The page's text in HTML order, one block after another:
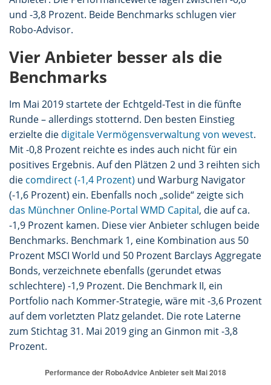
und -3,8 Prozent. Beide Benchmarks schlugen vier
Robo-Advisor.
Vier Anbieter besser als die
Benchmarks
Im Mai 2019 startete der Echtgeld-Test in die fünfte
Runde – allerdings stotternd. Den besten Einstieg
erzielte die digitale Vermögensverwaltung von wevest.
Mit -0,8 Prozent reichte es indes auch nicht für ein
positives Ergebnis. Auf den Plätzen 2 und 3 reihten sich
die comdirect (-1,4 Prozent) und Warburg Navigator
(-1,6 Prozent) ein. Ebenfalls noch „solide“ zeigte sich
das Münchner Online-Portal WMD Capital, die auf ca.
-1,9 Prozent kamen. Diese vier Anbieter schlugen beide
Benchmarks. Benchmark 1, eine Kombination aus 50
Prozent MSCI World und 50 Prozent Barclays Aggregate
Bonds, verzeichnete ebenfalls (gerundet etwas
schlechtere) -1,9 Prozent. Die Benchmark II, ein
Portfolio nach Kommer-Strategie, wäre mit -3,6 Prozent
auf dem vorletzten Platz gelandet. Die rote Laterne
zum Stichtag 31. Mai 2019 ging an Ginmon mit -3,8
Prozent.